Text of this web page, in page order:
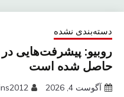
دسته‌بندی نشده
روبیو: پیشرفت‌هایی در
حاصل شده است
آگوست 4, 2026